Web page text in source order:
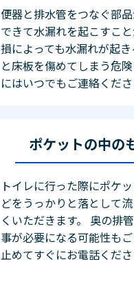
便器と排水管をつなぐ部
できて水漏れを起こすこ
損によっても水漏れが起
と床板を傷めてしまう危
にはいつでもご連絡くだ
ポケットの中の
トイレに行った際にポケ
どをうっかりと落として
くいただきます。 奥の排
事が必要になる可能性も
止めてすぐにお電話くだ